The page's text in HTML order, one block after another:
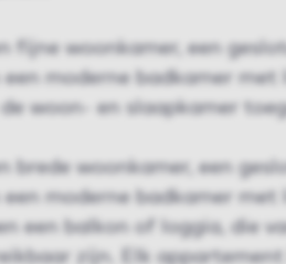
fijne woonkamer, een
een moderne badkamer
woon- en slaapkamer
brede woonkamer, een
een moderne badkamer
een balkon of loggia, die
zijn. Elk